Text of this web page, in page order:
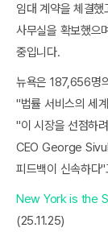
임대 계약을 체결
사무실을 확보했으
중입니다.
뉴욕은 187,656명
"법률 서비스의 세
"이 시장을 선점하
CEO George
피드백이 신속하다
New York is the
(25.11.25)